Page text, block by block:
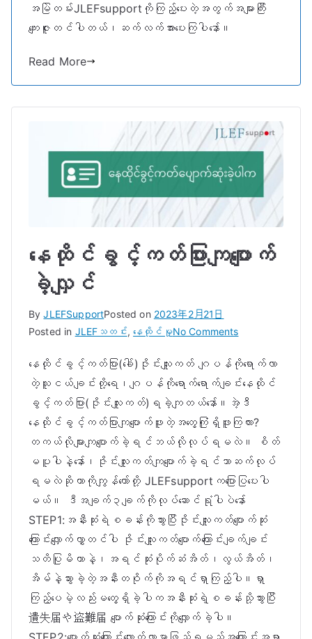
အမြဲတမ်းJLEFsupportကိုကြည့်ပေးတဲ့အတွက်အများကြီး
ကျေးဇူးတင်ပါတယ်၊ဆက်လက်အားပေးကြပါနော်။
Read More
နေထိုင်ခွင့်ကတ်ပြားကျပျောက်
ခဲ့လျှင်
ByJLEFSupportPosted on 2023年2月21日
Posted in JLEFသတင်း,နေထိုင်မှုNo Commentson
ခွင့်
ကတ်ပြား
ကျ
ပျောက်
ခဲ့
နေထိုင်ခွင့်ကတ်ပြား(ခေါ်)ဇိုင်းလျူးကတ် ဂျပန်ကိုရောက်လာ
တဲ့သူငယ်ချင်းတို့ရေ၊ဂျပန်ကိုရောက်ရောက်ချင်းနေထိုင်
ခွင့်ကတ်ပြား(ဇိုင်းလျူးကတ်)ရခဲ့ကျတယ်နော်။အဲ့ဒီ
နေထိုင်ခွင့်ကတ်ပြားကျပျောက်ဖူးတဲ့အတွေ့ကြုံရှိဖူးကြလား?
တကယ်လိုများကျပျောက်ခဲ့ရင်ဘယ်လိုလုပ်ရမလဲ။ စိတ်
မပူပါနဲ့နော်၊ဇိုင်းလျူးကတ်ကျပျောက်ခဲ့ရင်ဘာဆက်လုပ်
ရမလဲဆိုတာကိုကျွန်တော်တို့ JLEFsupportကပြောပြပေးပါ
မယ်။ ဒီအချက်၃ချက်ကိုလုပ်ဆောင်ရုံပါပဲနော်
STEP1:အနီးဆုံးရဲစခန်းကိုသွားပြီးဇိုင်းလျူးကတ်ပျောက်ဆုံး
ကြောင်းလျှောက်လွှာတင်ပါ ဇိုင်းလျူးကတ်ပျောက်ကြောင်းချက်ချင်း
သတိပြုမိတာနဲ့၊အရင်ဆုံးပိုက်ဆံအိတ်၊လွယ်အိတ်၊
အိမ်နဲ့သွားခဲ့တဲ့အနီးတဝိုက်ကိုအရင်ရှာကြည့်ပါ။ရှာ
ကြည့်ပေမဲ့လည်းမတွေ့ရှိခဲ့ပါကအနီးဆုံးရဲ့စခန်းသို့သွားပြီး
遺失届や盗難届 ပျောက်ဆုံးကြောင်းကိုလျှောက်ခဲ့ပါ။